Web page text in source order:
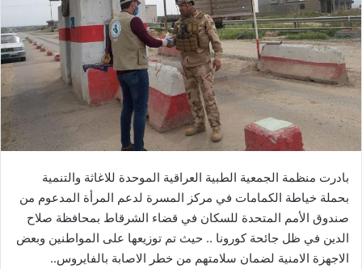
بادرت منظمة الجمعية الطبية العراقية الموحدة للاغاثة والتنمية
بحملة خياطة الكمامات في مركز المسرة لدعم المرأة المدعوم من
صندوق الأمم المتحدة للسكان في قضاء الشرقاط بمحافظة صلاح
الدين في ظل جائحة كورونا .. حيث تم توزيعها على المواطنين وبعض
الاجهزة الامنية لضمان سلامتهم من خطر الاصابة بالفايروس..